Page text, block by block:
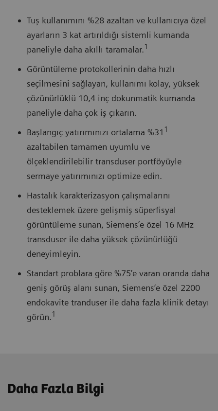
Tuş kullanımını %28 azaltan ve kullanıcıya özel
ayarların 3 kat artırıldığı sistemli kumanda
paneliyle daha akıllı taramalar.1
Görüntüleme protokollerinin daha hızlı
seçilmesini sağlayan, kullanımı kolay, yüksek
çözünürlüklü 10,4 inç dokunmatik kumanda
paneliyle daha çok iş çıkarın.
Başlangıç yatırımınızı ortalama %31 1
azaltabilen tamamen uyumlu ve
ölçeklendirilebilir transduser portföyüyle
sermaye yatırımınızı optimize edin.
Hastalık karakterizasyon çalışmalarını
desteklemek üzere gelişmiş süperfisyal
görüntüleme sunan, Siemens’e özel 16 MHz
transduser ile daha yüksek çözünürlüğü
deneyimleyin.
Standart problara göre %75’e varan oranda daha
geniş görüş alanı sunan, Siemens’e özel 2200
endokavite tranduser ile daha fazla klinik detayı
görün.1
Daha Fazla Bilgi